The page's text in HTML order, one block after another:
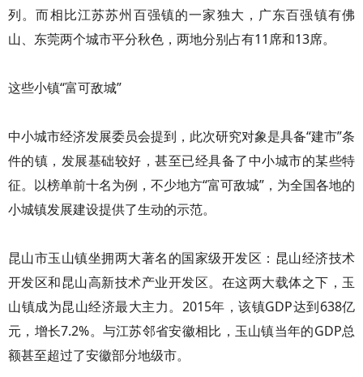
列。而相比江苏苏州百强镇的一家独大，广东百强镇有佛
山、东莞两个城市平分秋色，两地分别占有11席和13席。
这些小镇“富可敌城”
中小城市经济发展委员会提到，此次研究对象是具备“建市”条
件的镇，发展基础较好，甚至已经具备了中小城市的某些特
征。以榜单前十名为例，不少地方“富可敌城”，为全国各地的
小城镇发展建设提供了生动的示范。
昆山市玉山镇坐拥两大著名的国家级开发区：昆山经济技术
开发区和昆山高新技术产业开发区。在这两大载体之下，玉
山镇成为昆山经济最大主力。2015年，该镇GDP达到638亿
元，增长7.2%。与江苏邻省安徽相比，玉山镇当年的GDP总
额甚至超过了安徽部分地级市。